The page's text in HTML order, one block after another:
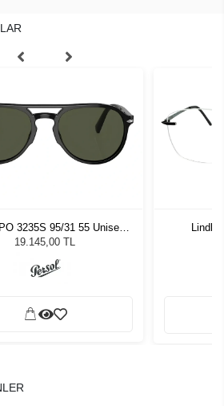
3235S 95/31 55 Unisex
Güneş Gözlüğü
19.145,00 TL